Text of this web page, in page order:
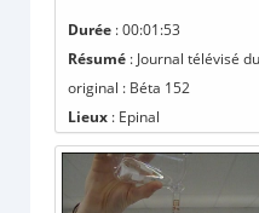
Durée : 00:01:53
Résumé : Journal télévisé
original : Béta 152
Lieux : Epinal